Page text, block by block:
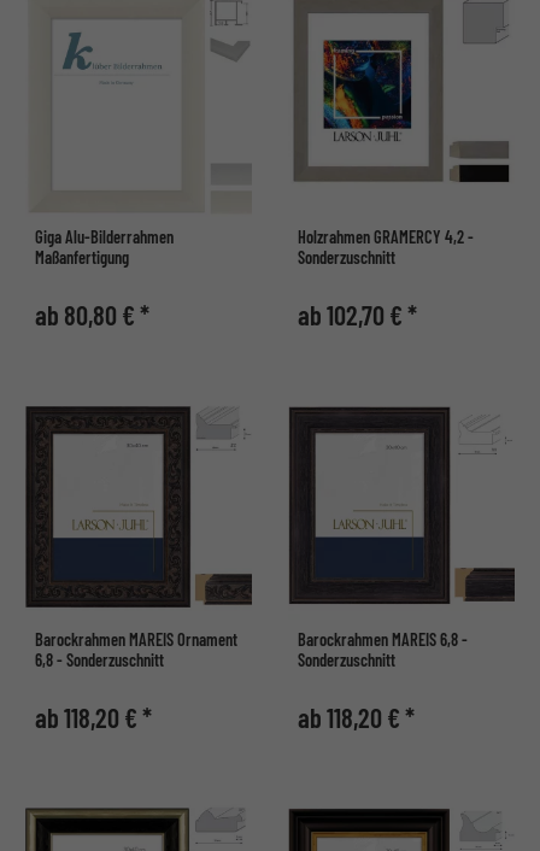
Giga Alu-Bilderrahmen
Maßanfertigung
ab 80,80 € *
Holzrahmen GRAMERCY 4,2 -
Sonderzuschnitt
ab 102,70 € *
Barockrahmen MAREIS Ornament
6,8 - Sonderzuschnitt
ab 118,20 € *
Barockrahmen MAREIS 6,8 -
Sonderzuschnitt
ab 118,20 € *